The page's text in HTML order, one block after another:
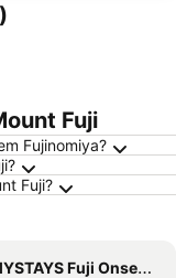
Fuji
Fujinomiya?
Fuji?
Fuji Onsen Resort